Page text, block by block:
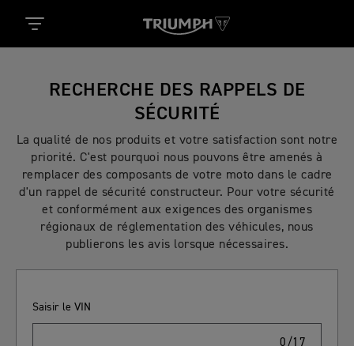
RECHERCHE DES RAPPELS DE
SÉCURITÉ
La qualité de nos produits et votre satisfaction sont notre
priorité. C'est pourquoi nous pouvons être amenés à
remplacer des composants de votre moto dans le cadre
d'un rappel de sécurité constructeur. Pour votre sécurité
et conformément aux exigences des organismes
régionaux de réglementation des véhicules, nous
publierons les avis lorsque nécessaires.
Saisir le VIN
0/17